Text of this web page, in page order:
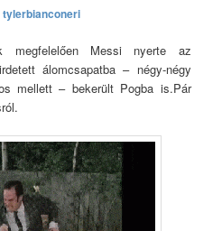
tylerbianconeri
megfelelően Messi nyerte az
álomcsapatba – négy-négy
mellett – bekerült Pogba is.Pár